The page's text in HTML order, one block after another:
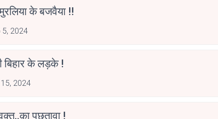
के बजवैया !!
5, 2024
बिहार के लड़के !
2024
पछतावा !